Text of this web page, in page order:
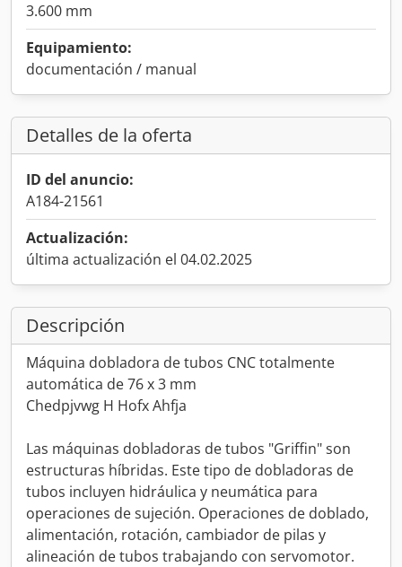
3.600 mm
Equipamiento:
documentación / manual
Detalles de la oferta
ID del anuncio:
A184-21561
Actualización:
última actualización el 04.02.2025
Descripción
Máquina dobladora de tubos CNC totalmente
automática de 76 x 3 mm
Chedpjvwg H Hofx Ahfja
Las máquinas dobladoras de tubos "Griffin" son
estructuras híbridas. Este tipo de dobladoras de
tubos incluyen hidráulica y neumática para
operaciones de sujeción. Operaciones de doblado,
alimentación, rotación, cambiador de pilas y
alineación de tubos trabajando con servomotor.